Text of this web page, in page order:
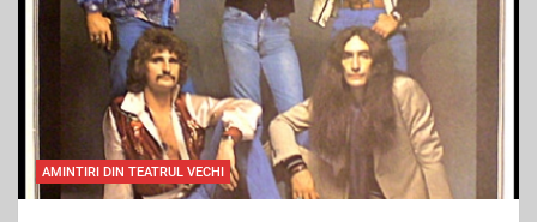
AMINTIRI DIN TEATRUL VECHI